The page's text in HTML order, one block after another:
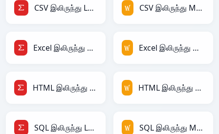
CSV இலிருந்து LaTeX CSV இலிருந்து MediaWiki
Excel இலிருந்து LaTeX Excel இலிருந்து MediaWiki
HTML இலிருந்து LaTeX HTML இலிருந்து MediaWiki
SQL இலிருந்து LaTeX SQL இலிருந்து MediaWiki